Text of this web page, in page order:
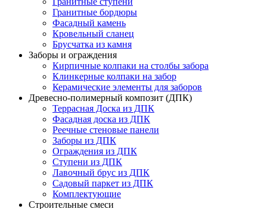
Гранитные бордюры
Фасадный камень
Кровельный сланец
Брусчатка из камня
Заборы и ограждения
Кирпичные колпаки на столбы забора
Клинкерные колпаки на забор
Керамические элементы для заборов
Древесно-полимерный композит (ДПК)
Террасная Доска из ДПК
Фасадная доска из ДПК
Реечные стеновые панели
Заборы из ДПК
Ограждения из ДПК
Ступени из ДПК
Лавочный брус из ДПК
Садовый паркет из ДПК
Комплектующие
Строительные смеси